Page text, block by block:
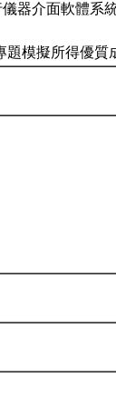
器介面軟體系
題模擬所得優質